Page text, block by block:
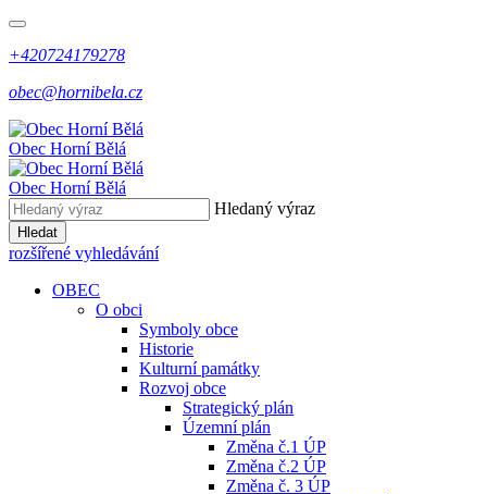
+420724179278
obec@hornibela.cz
Obec HorníBělá
Obec HorníBělá
Hledaný výraz
Hledat
rozšířené vyhledávání
OBEC
O obci
Symboly obce
Historie
Kulturní památky
Rozvoj obce
Strategický plán
Územní plán
Změna č.1 ÚP
Změna č.2 ÚP
Změna č. 3 ÚP